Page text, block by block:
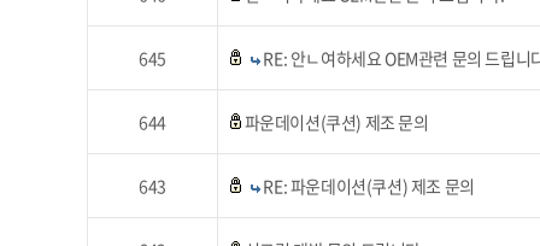
645 RE: 안ㄴ여하세요 OEM관련 문의 드립니
644 파운데이션(쿠션) 제조 문의
643 RE: 파운데이션(쿠션) 제조 문의